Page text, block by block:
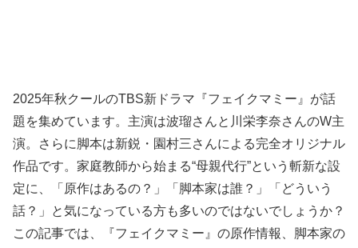
2025年秋クールのTBS新ドラマ『フェイクマミー』が話
題を集めています。主演は波瑠さんと川栄李奈さんのW主
演。さらに脚本は新鋭・園村三さんによる完全オリジナル
作品です。家庭教師から始まる“母親代行”という斬新な設
定に、「原作はあるの？」「脚本家は誰？」「どういう
話？」と気になっている方も多いのではないでしょうか？
この記事では、『フェイクマミー』の原作情報、脚本家の